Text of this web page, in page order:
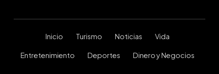
Inicio Turismo Noticias Vida
Entretenimiento Deportes Dinero y Negocios